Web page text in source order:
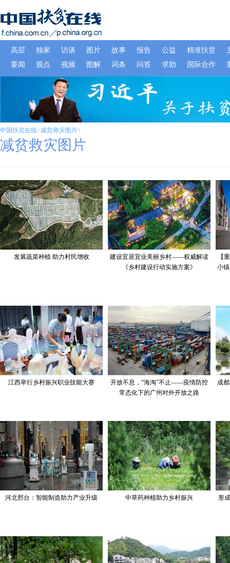
中国扶贫在线>减贫救灾图片>
减贫救灾图片
发展蔬菜种植 助力村民增收
建设宜居宜业美丽乡村——权威解读
《乡村建设行动实施方案》
【
小
江西举行乡村振兴职业技能大赛
开放不息，“海淘”不止——疫情防控
常态化下的广州对外开放之路
成
河北邢台：智能制造助力产业升级 中草药种植助力乡村振兴 形